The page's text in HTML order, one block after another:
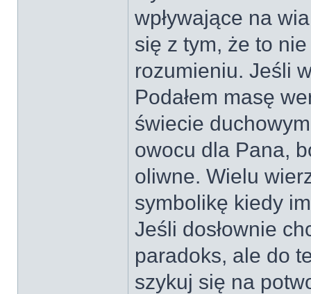
wpływające na
się z tym, że to
rozumieniu. Jeśli
Podałem masę
świecie
owocu dla Pana,
oliwne. Wielu
symbolikę kiedy
Jeśli dosłownie
paradoks, ale do
szykuj się na